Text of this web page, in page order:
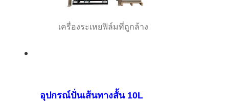
เครื่องระเหยฟิล์มที่ถูกล้าง
อุปกรณ์ปั่นเส้นทางสั้น 10L